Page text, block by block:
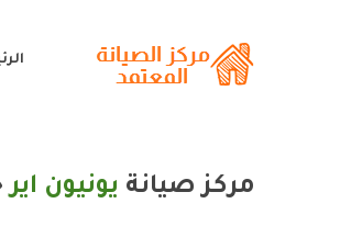
مركز صيانة يونيون اير